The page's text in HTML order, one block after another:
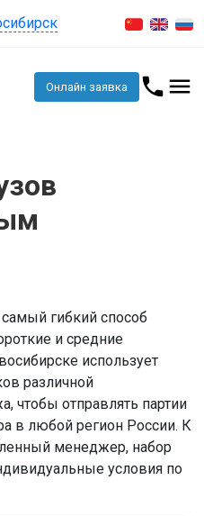
Онлайн заявка
гибкий способ
и средние
использует
различной
чтобы отправлять партии
в любой регион России. К
менеджер, набор
условия по